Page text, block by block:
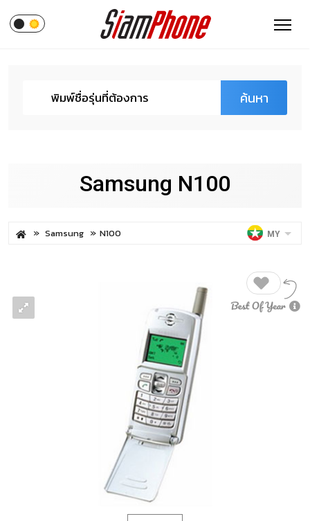
ค้นหา
Samsung N100
Samsung N100 MY